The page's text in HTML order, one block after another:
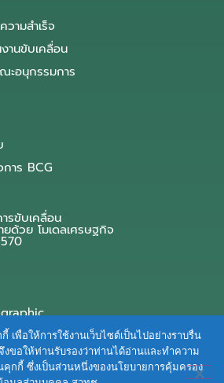
วามสำเร็จ
านขับเคลื่อน
ะอนุกรรมการ
าร BCG
รขับเคลื่อน
ด้วย โมเดลเศรษฐกิจ
เพื่อให้การใช้งานเว็บไซต์เป็นไปอย่างราบรื่น
ขอให้ท่านรับรองว่าท่านได้อ่านและทำความ
คุกกี้ ซึ่งเป็นส่วนหนึ่งของนโยบายการคุ้มครอง